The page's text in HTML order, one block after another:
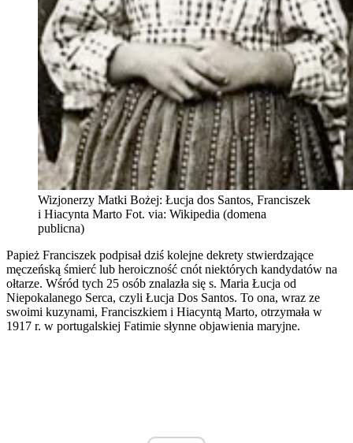
Wizjonerzy Matki Bożej: Łucja dos Santos, Franciszek
i Hiacynta Marto Fot. via: Wikipedia (domena
publicna)
Papież Franciszek podpisał dziś kolejne dekrety stwierdzające
męczeńską śmierć lub heroiczność cnót niektórych kandydatów na
ołtarze. Wśród tych 25 osób znalazła się s. Maria Łucja od
Niepokalanego Serca, czyli Łucja Dos Santos. To ona, wraz ze
swoimi kuzynami, Franciszkiem i Hiacyntą Marto, otrzymała w
1917 r. w portugalskiej Fatimie słynne objawienia maryjne.